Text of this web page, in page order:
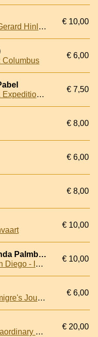
Een vorstelijk voorland: Gerard Hinlopen op reis naar Istanbul (1670-1671)
€ 10,00
Columbus
€ 6,00
Auf Marco Polos Spuren. Expedition Seidenstraße
€ 7,50
€ 8,00
€ 6,00
€ 8,00
€ 10,00
Palmboom, Jan & Yolanda Palmboom
282 dagen Saudade: San Diego - IJmuiden 2008-2009
€ 10,00
Into China's Heart. An Emigre's Journey along the Yellow River
€ 6,00
China Revealed: An Extraordinary Journey of Rediscovery
€ 20,00